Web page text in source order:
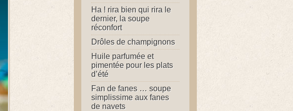
Ha ! rira bien qui rira le
dernier, la soupe
réconfort
Drôles de champignons
Huile parfumée et
pimentée pour les plats
d’été
Fan de fanes … soupe
simplissime aux fanes
de navets